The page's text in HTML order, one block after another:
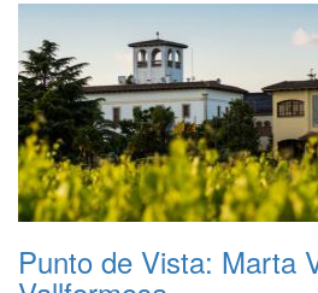
Punto de Vista: Marta